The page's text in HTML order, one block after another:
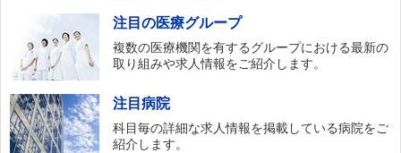
注目の医療グループ
複数の医療機関を有するグループにおける最新の
取り組みや求人情報をご紹介します。
注目病院
科目毎の詳細な求人情報を掲載している病院をご
紹介します。